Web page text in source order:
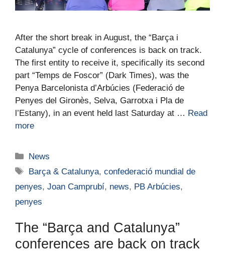
After the short break in August, the “Barça i
Catalunya” cycle of conferences is back on track.
The first entity to receive it, specifically its second
part “Temps de Foscor” (Dark Times), was the
Penya Barcelonista d’Arbúcies (Federació de
Penyes del Gironès, Selva, Garrotxa i Pla de
l’Estany), in an event held last Saturday at … Read
more
News
Barça & Catalunya,confederació mundial de
penyes, Joan Camprubí, news, PB Arbúcies,
penyes
The “Barça and Catalunya”
conferences are back on track